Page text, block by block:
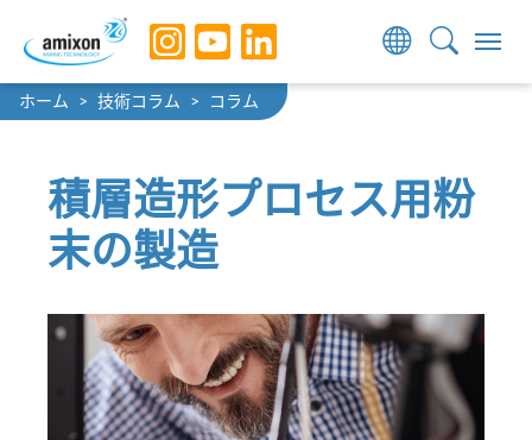
Skip to main navigation
Skip to main content
Skip to page footer
You are here:
ホーム 技術コラム コラム
積層造形プロセス用粉
末の製造